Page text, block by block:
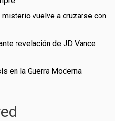
vuelve a cruzarse con
revelación de JD Vance
en la Guerra Moderna